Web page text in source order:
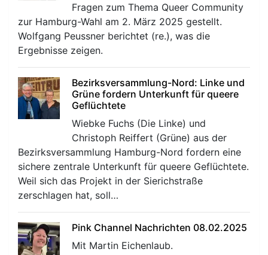
Fragen zum Thema Queer Community
zur Hamburg-Wahl am 2. März 2025 gestellt.
Wolfgang Peussner berichtet (re.), was die
Ergebnisse zeigen.
Bezirksversammlung-Nord: Linke und
Grüne fordern Unterkunft für queere
Geflüchtete
Wiebke Fuchs (Die Linke) und
Christoph Reiffert (Grüne) aus der
Bezirksversammlung Hamburg-Nord fordern eine
sichere zentrale Unterkunft für queere Geflüchtete.
Weil sich das Projekt in der Sierichstraße
zerschlagen hat, soll…
Pink Channel Nachrichten 08.02.2025
Mit Martin Eichenlaub.